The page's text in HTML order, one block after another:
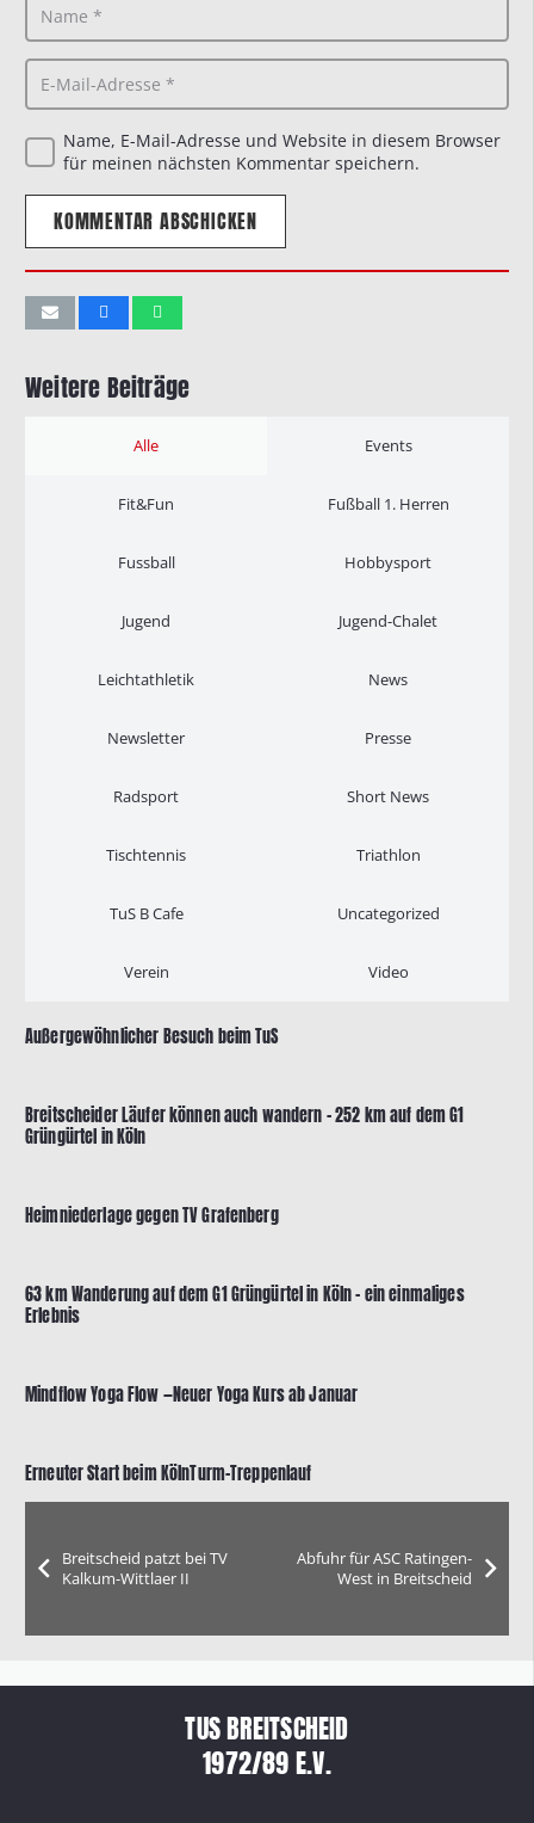
Name, E-Mail-Adresse und Website in diesem Browser
für meinen nächsten Kommentar speichern.
KOMMENTAR ABSCHICKEN
Weitere Beiträge
Alle Events
Fit&Fun Fußball 1. Herren
Fussball Hobbysport
Jugend Jugend-Chalet
Leichtathletik News
Newsletter Presse
Radsport Short News
Tischtennis Triathlon
TuS B Cafe Uncategorized
Verein Video
Außergewöhnlicher Besuch beim TuS
Breitscheider Läufer können auch wandern – 252 km auf dem G1
Grüngürtel in Köln
Heimniederlage gegen TV Grafenberg
63 km Wanderung auf dem G1 Grüngürtel in Köln – ein einmaliges
Erlebnis
Mindflow Yoga Flow —Neuer Yoga Kurs ab Januar
Erneuter Start beim KölnTurm-Treppenlauf
Breitscheid patzt bei TV
Kalkum-Wittlaer II
Abfuhr für ASC Ratingen-
West in Breitscheid
TUS BREITSCHEID
1972/89 E.V.